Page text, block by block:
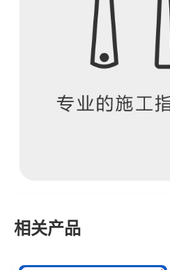
相关产品